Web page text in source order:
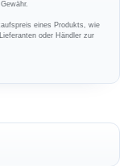
eines Produkts, wie
oder Händler zur